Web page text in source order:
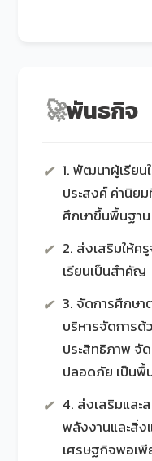
🚀พันธกิจ
✔ 1. พัฒนาผู้เรีย
ประสงค์ ค่านิย
ศึกษาขึ้นพื้นฐาน
✔ 2. ส่งเสริมให้ค
เรียนเป็นสำคัญ
✔ 3. จัดการศึกษ
บริหารจัดการด้
ประสิทธิภาพ จั
ปลอดภัย เป็นพื้
✔ 4. ส่งเสริมและ
พลังงานและสิ่
เศรษฐกิจพอเพี